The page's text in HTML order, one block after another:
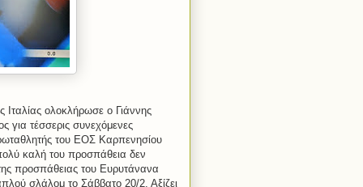
ολοκλήρωσε ο Γιάννης
για τέσσερις συνεχόμενες
του ΕΟΣ Καρπενησίου
καλή του προσπάθεια δεν
προσπάθειας του Ευρυτάνανα
σλάλομ το Σάββατο 20/2. Αξίζει